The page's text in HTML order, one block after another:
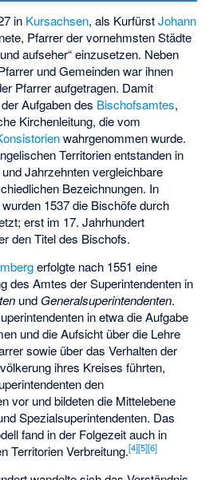
in Kursachsen, als KurfürstJohann
Pfarrer der vornehmsten Städte
aufseher“ einzusetzen. Neben
und Gemeinden war ihnen
Pfarrer aufgetragen. Damit
Aufgaben des Bischofsamtes,
Kirchenleitung, die vom
wahrgenommen wurde.
Territorien entstanden in
Jahrzehnten vergleichbare
Bezeichnungen. In
wurden 1537 die Bischöfe durch
erst im 17. Jahrhundert
den Titel des Bischofs.
erfolgte nach 1551 eine
des Amtes der Superintendenten in
und Generalsuperintendenten.
in etwa die Aufgabe
und die Aufsicht über die Lehre
sowie über das Verhalten der
ihres Kreises führten,
den
vor und bildeten die Mittelebene
Spezialsuperintendenten. Das
fand in der Folgezeit auch in
Territorien Verbreitung.[4][5][6]